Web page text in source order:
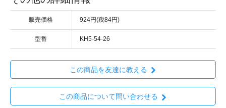
販売価格 924円(税84円)
型番 KH5-54-26
この商品を友達に教える
この商品について問い合わせる